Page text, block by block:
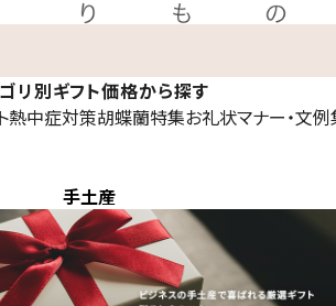
リ別ギフト価格から探す
熱中症対策胡蝶蘭特集お礼状マナー・文
手土産